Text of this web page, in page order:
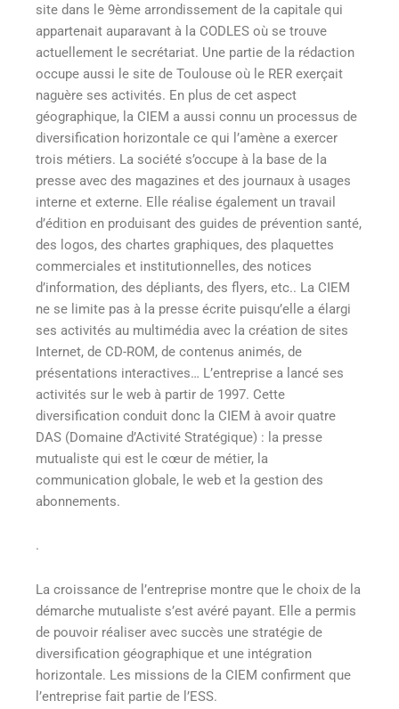
site dans le 9ème arrondissement de la capitale qui
appartenait auparavant à la CODLES où se trouve
actuellement le secrétariat. Une partie de la rédaction
occupe aussi le site de Toulouse où le RER exerçait
naguère ses activités. En plus de cet aspect
géographique, la CIEM a aussi connu un processus de
diversification horizontale ce qui l’amène a exercer
trois métiers. La société s’occupe à la base de la
presse avec des magazines et des journaux à usages
interne et externe. Elle réalise également un travail
d’édition en produisant des guides de prévention santé,
des logos, des chartes graphiques, des plaquettes
commerciales et institutionnelles, des notices
d’information, des dépliants, des flyers, etc.. La CIEM
ne se limite pas à la presse écrite puisqu’elle a élargi
ses activités au multimédia avec la création de sites
Internet, de CD-ROM, de contenus animés, de
présentations interactives… L’entreprise a lancé ses
activités sur le web à partir de 1997. Cette
diversification conduit donc la CIEM à avoir quatre
DAS (Domaine d’Activité Stratégique) : la presse
mutualiste qui est le cœur de métier, la
communication globale, le web et la gestion des
abonnements.
.
La croissance de l’entreprise montre que le choix de la
démarche mutualiste s’est avéré payant. Elle a permis
de pouvoir réaliser avec succès une stratégie de
diversification géographique et une intégration
horizontale. Les missions de la CIEM confirment que
l’entreprise fait partie de l’ESS.